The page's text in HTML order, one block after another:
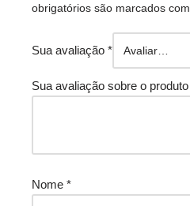
obrigatórios são marcados com
Sua avaliação *
Sua avaliação sobre o produto
Nome *